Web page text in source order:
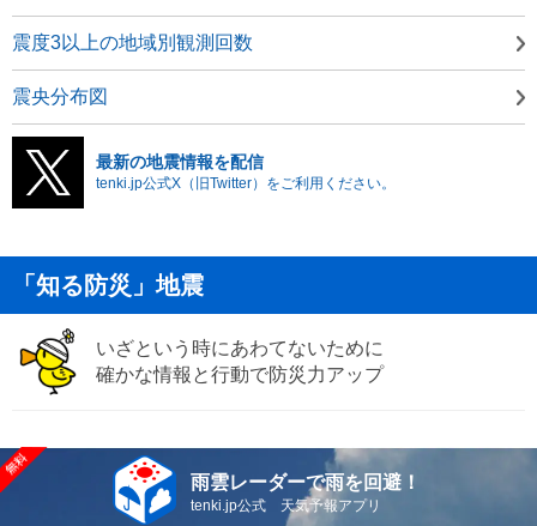
震度3以上の地域別観測回数
震央分布図
最新の地震情報を配信
tenki.jp公式X（旧Twitter）をご利用ください。
「知る防災」地震
いざという時にあわてないために
確かな情報と行動で防災力アップ
雨雲レーダーで雨を回避！
tenki.jp公式 天気予報アプリ